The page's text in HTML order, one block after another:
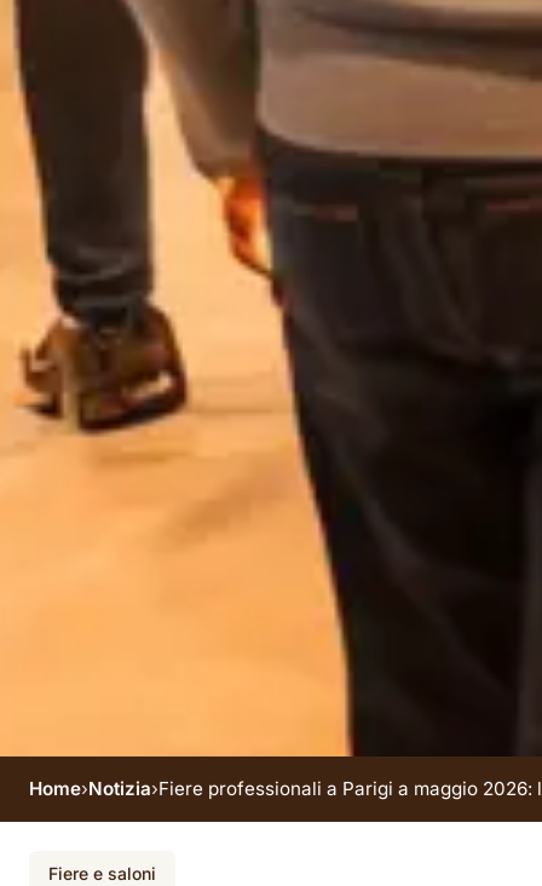
Home›Notizia›Fiere professionali a Parigi a maggio
Fiere e saloni